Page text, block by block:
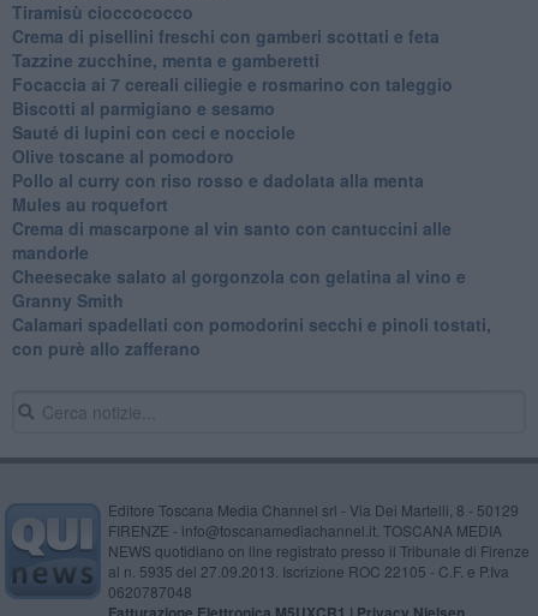
Tiramisù cioccococco
Crema di pisellini freschi con gamberi scottati e feta
Tazzine zucchine, menta e gamberetti
Focaccia ai 7 cereali ciliegie e rosmarino con taleggio
Biscotti al parmigiano e sesamo
Sauté di lupini con ceci e nocciole
Olive toscane al pomodoro
Pollo al curry con riso rosso e dadolata alla menta
Mules au roquefort
Crema di mascarpone al vin santo con cantuccini alle
mandorle
Cheesecake salato al gorgonzola con gelatina al vino e
Granny Smith
Calamari spadellati con pomodorini secchi e pinoli tostati,
con purè allo zafferano
Editore Toscana Media Channel srl - Via Dei Martelli, 8 - 50129
FIRENZE - info@toscanamediachannel.it. TOSCANA MEDIA
NEWS quotidiano on line registrato presso il Tribunale di Firenze
al n. 5935 del 27.09.2013. Iscrizione ROC 22105 - C.F. e P.Iva
0620787048